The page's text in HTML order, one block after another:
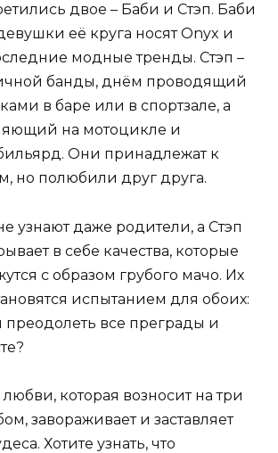
двое – Баби и Стэп. Баби
её круга носят Onyx и
модные тренды. Стэп –
банды, днём проводящий
в баре или в спортзале, а
на мотоцикле и
Они принадлежат к
но полюбили друг друга.
узнают даже родители, а Стэп
в себе качества, которые
с образом грубого мачо. Их
испытанием для обоих:
преодолеть все преграды и
которая возносит на три
завораживает и заставляет
Хотите узнать, что